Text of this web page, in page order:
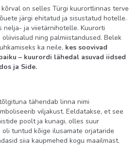
ääres: tagatisega
2
on selles Türgi kuurortlinnas terve
järgi ehitatud ja sisustatud hotelle.
nelja- ja viietärnihotelle. Kuurorti
ning palmiistandused. Belek
ka neile, kes soovivad
– kuurordi lähedal asuvad iidsed
ja Side.
tähendab linna nimi
viljakust. Eeldatakse, et see
poolt ja kunagi, olles suur
oli tuntud kõige ilusamate orjataride
siia kaupmehed kogu maailmast.